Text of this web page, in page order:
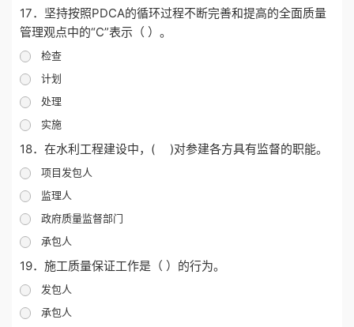
17．坚持按照PDCA的循环过程不断完善和提高的全面质量
管理观点中的“C”表示（ ）。
检查
计划
处理
实施
18．在水利工程建设中，( )对参建各方具有监督的职能。
项目发包人
监理人
政府质量监督部门
承包人
19．施工质量保证工作是（ ）的行为。
发包人
承包人